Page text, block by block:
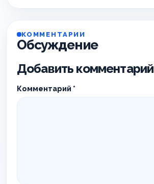
КОММЕНТАРИИ
Обсуждение
Добавить комментарий
Комментарий *